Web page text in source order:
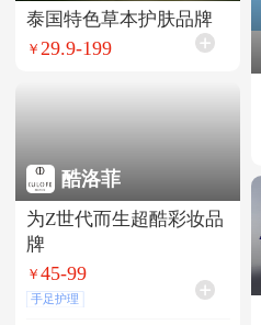
泰国特色草本护肤品牌
￥ 29.9-199
酷洛菲
为Z世代而生超酷彩妆品
牌
￥ 45-99
手足护理